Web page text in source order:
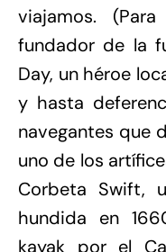
viajamos.
fundador de la
Day, un héroe
y hasta
navegantes que
uno de los
Corbeta Swift,
hundida en
kayak por el